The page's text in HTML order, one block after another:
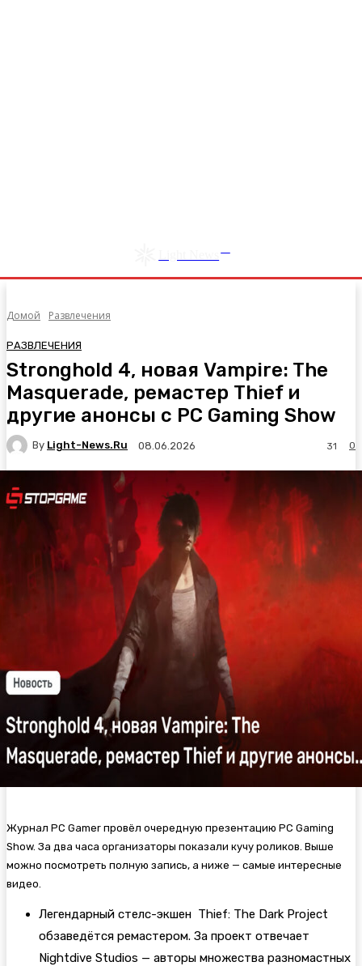
Домой Развлечения
РАЗВЛЕЧЕНИЯ
Stronghold 4, новая Vampire: The
Masquerade, ремастер Thief и
другие анонсы с PC Gaming Show
By Light-News.ru 08.06.2026 0
31
Журнал PC Gamer провёл очередную презентацию PC Gaming
Show. За два часа организаторы показали кучу роликов. Выше
можно посмотреть полную запись, а ниже — самые интересные
видео.
Легендарный стелс-экшен Thief: The Dark Project
обзаведётся ремастером. За проект отвечает
Nightdive Studios — авторы множества разномастных